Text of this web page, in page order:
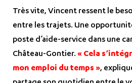
Très vite, Vincent ressent le
entre les trajets. Une
poste d’aide-service dans une
Château-Gontier. « Cela
mon emploi du temps »,